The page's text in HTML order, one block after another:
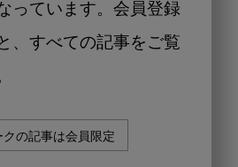
っています。会員登録
、すべての記事をご覧
クの記事は会員限定